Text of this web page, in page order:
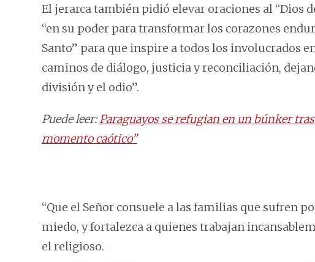
El jerarca también pidió elevar oraciones al “Dios
“en su poder para transformar los corazones
Santo” para que inspire a todos los involucrados
caminos de diálogo, justicia y reconciliación,
división y el odio”.
Puede leer:Paraguayos se refugian en un búnker
momento caótico”
“Que el Señor consuele a las familias que sufren
miedo, y fortalezca a quienes trabajan
el religioso.